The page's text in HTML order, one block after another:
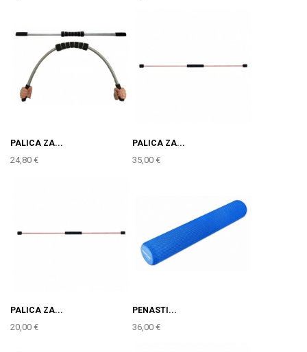
PALICA ZA...
24,80 €
PALICA ZA...
35,00 €
PALICA ZA...
20,00 €
PENASTI...
36,00 €